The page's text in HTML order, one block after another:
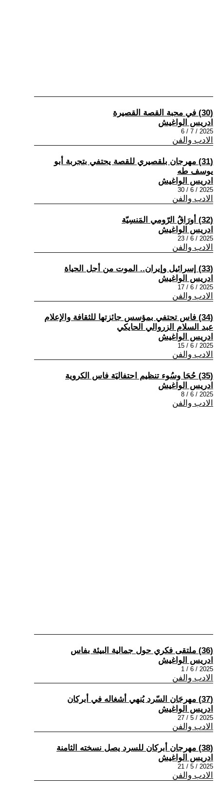
(30) في محبة القصة القصيرة
ادريس الواغيش
2025 / 7 / 6
الادب والفن
(31) مهرجان بلقصيري للقصة يحتفي بتجربة أبو
يوسف طه
ادريس الواغيش
2025 / 6 / 30
الادب والفن
(32) أورَاقُ الرّومي المَنسِيّة
ادريس الواغيش
2025 / 6 / 23
الادب والفن
(33) إسرائيل وإيران.. الموت من أجل الحياة
ادريس الواغيش
2025 / 6 / 17
الادب والفن
(34) فاس تحتفي بمؤسس جائزتها للثقافة والإعلام
عبد السلام الزروالي الحايكي
ادريس الواغيش
2025 / 6 / 15
الادب والفن
(35) حُجَا وسُوء تنظيم احتفاليَة فاس الكروية
ادريس الواغيش
2025 / 6 / 8
الادب والفن
(36) ملتقى فكري حول جمالية البيئة بفاس
ادريس الواغيش
2025 / 6 / 1
الادب والفن
(37) مهرجَان السّرد يُنهي أشغاله في أبركان
ادريس الواغيش
2025 / 5 / 27
الادب والفن
(38) مهرجان أبركان للسرد يصل نسخته الثامنة
ادريس الواغيش
2025 / 5 / 21
الادب والفن